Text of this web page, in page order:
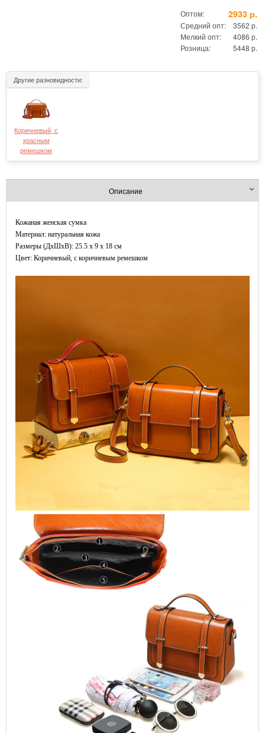
Оптом: 2933 р.
Средний опт:
3562 р.
Мелкий опт:
4086 р.
Розница:
5448 р.
Другие разновидности:
Коричневый, с
красным
ремешком
Описание
Кожаная женская сумка
Материал: натуральная кожа
Размеры (ДxШхВ): 25.5 x 9 x 18 см
Цвет: Коричневый, с коричневым ремешком